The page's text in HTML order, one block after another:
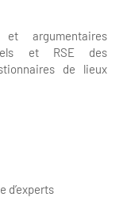
argumentaires
et RSE des
de lieux
d’experts